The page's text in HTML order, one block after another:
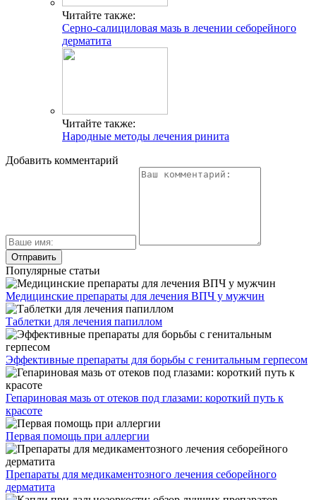
Читайте также:
Серно-салициловая мазь в лечении себорейного
дерматита
Читайте также:
Народные методы лечения ринита
Добавить комментарий
Популярные статьи
Медицинские препараты для лечения ВПЧ у мужчин
Таблетки для лечения папиллом
Эффективные препараты для борьбы с генитальным герпесом
Гепариновая мазь от отеков под глазами: короткий путь к
красоте
Первая помощь при аллергии
Препараты для медикаментозного лечения себорейного
дерматита